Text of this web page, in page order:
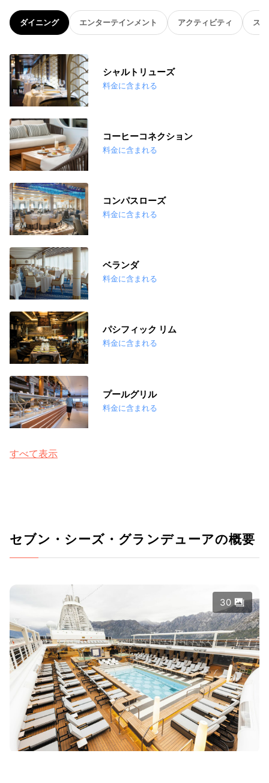
ダイニング エンターテインメント アクティビティ ス
シャルトリューズ
料金に含まれる
コーヒーコネクション
料金に含まれる
コンパスローズ
料金に含まれる
ベランダ
料金に含まれる
パシフィック リム
料金に含まれる
プールグリル
料金に含まれる
すべて表示
セブン・シーズ・グランデューアの概要
30